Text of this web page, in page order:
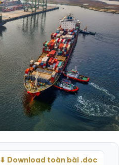
⬇ Download toàn bài .doc